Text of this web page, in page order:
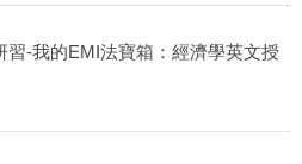
習-我的EMI法寶箱：經濟學英文授